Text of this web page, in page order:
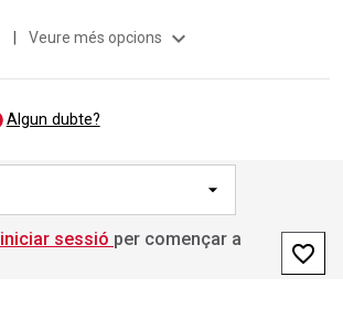
| Veure més opcions expand_more
Algun dubte?
iniciar sessió per començar a
favorite_border